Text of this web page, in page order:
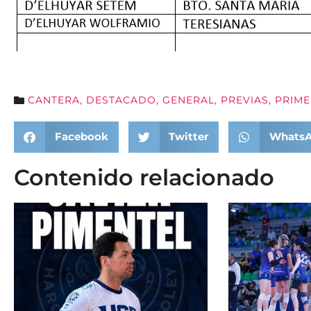
CANTERA, DESTACADO, GENERAL, PREVIAS,
Facebook Twitter
Contenido relacionado